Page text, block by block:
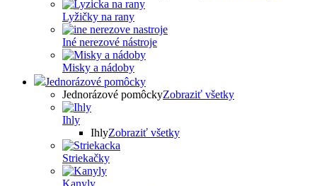
Lyžičky na rany
Iné nerezové nástroje
Misky a nádoby
Jednorázové pomôcky
Jednorázové pomôckyZobraziť všetky
Ihly
IhlyZobraziť všetky
Striekačky
Kanyly